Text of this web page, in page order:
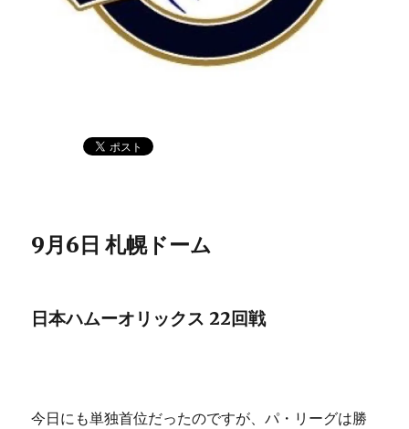
9月6日 札幌ドーム
日本ハムーオリックス 22回戦
今日にも単独首位だったのですが、パ・リーグは勝